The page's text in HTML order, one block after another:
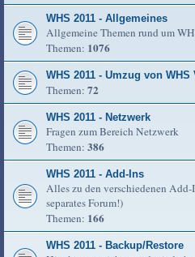
WHS 2011 - Allgemeines
Allgemeine Themen rund um
Themen: 1076
WHS 2011 - Umzug von WHS
Themen: 72
WHS 2011 - Netzwerk
Fragen zum Bereich Netzwerk
Themen: 386
WHS 2011 - Add-Ins
Alles zu den verschiedenen
separates Forum!)
Themen: 166
WHS 2011 - Backup/Restore